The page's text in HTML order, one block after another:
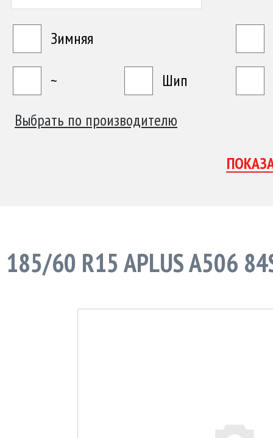
Зимняя
~
Шип
Выбрать по производителю
185/60 R15 APLUS A506